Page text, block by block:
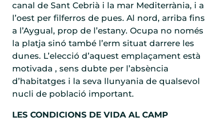
canal de Sant Cebrià i la mar Mediterrània, i a
l’oest per filferros de pues. Al nord, arriba fins
a l’Aygual, prop de l’estany. Ocupa no només
la platja sinó també l’erm situat darrere les
dunes. L’elecció d’aquest emplaçament està
motivada , sens dubte per l’absència
d’habitatges i la seva llunyania de qualsevol
nucli de població important.
LES CONDICIONS DE VIDA AL CAMP